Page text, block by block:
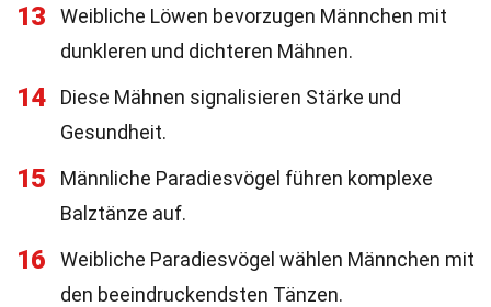
13
Weibliche Löwen bevorzugen Männchen mit
dunkleren und dichteren Mähnen.
14
Diese Mähnen signalisieren Stärke und
Gesundheit.
15
Männliche Paradiesvögel führen komplexe
Balztänze auf.
16
Weibliche Paradiesvögel wählen Männchen mit
den beeindruckendsten Tänzen.